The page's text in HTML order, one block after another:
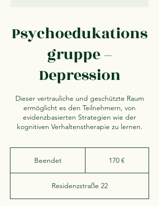
Psychoedukations
gruppe –
Depression
Dieser vertrauliche und geschützte Raum
ermöglicht es den Teilnehmern, von
evidenzbasierten Strategien wie der
kognitiven Verhaltenstherapie zu lernen.
BeendetB
n
d
170 €
Residenzstraße 22